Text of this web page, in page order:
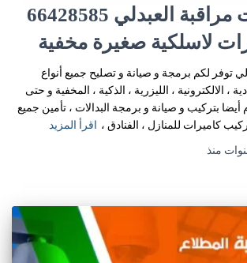
فني كاميرات مراقبة العبدلي 66428585
لاسلكية صغيرة مخفية
توفر لكم برمجة و صيانة و تصليح جميع أنواع
، الالكترونية ، الليزرية ، الذكية ، المخفية و حتى
أيضا بتركيب و صيانة و برمجة البدالات ، تأمين جميع
كاميرات للمنازل ، الفنادق ، اقرأ المزيد
منذ